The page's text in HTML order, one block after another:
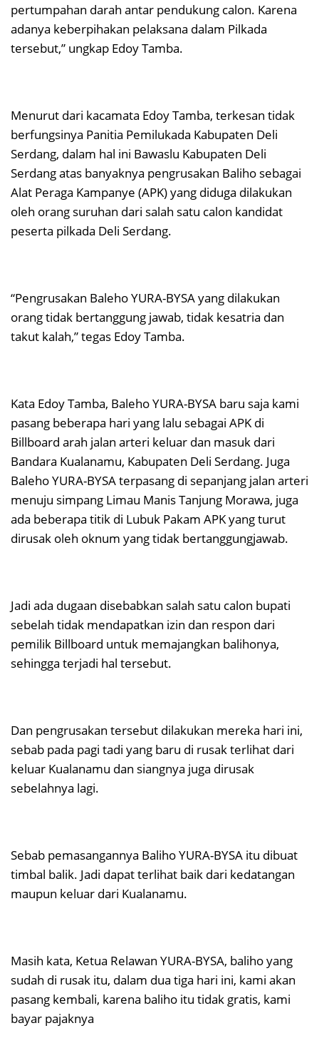
pertumpahan darah antar pendukung calon. Karena
adanya keberpihakan pelaksana dalam Pilkada
tersebut,” ungkap Edoy Tamba.
Menurut dari kacamata Edoy Tamba, terkesan tidak
berfungsinya Panitia Pemilukada Kabupaten Deli
Serdang, dalam hal ini Bawaslu Kabupaten Deli
Serdang atas banyaknya pengrusakan Baliho sebagai
Alat Peraga Kampanye (APK) yang diduga dilakukan
oleh orang suruhan dari salah satu calon kandidat
peserta pilkada Deli Serdang.
“Pengrusakan Baleho YURA-BYSA yang dilakukan
orang tidak bertanggung jawab, tidak kesatria dan
takut kalah,” tegas Edoy Tamba.
Kata Edoy Tamba, Baleho YURA-BYSA baru saja kami
pasang beberapa hari yang lalu sebagai APK di
Billboard arah jalan arteri keluar dan masuk dari
Bandara Kualanamu, Kabupaten Deli Serdang. Juga
Baleho YURA-BYSA terpasang di sepanjang jalan arteri
menuju simpang Limau Manis Tanjung Morawa, juga
ada beberapa titik di Lubuk Pakam APK yang turut
dirusak oleh oknum yang tidak bertanggungjawab.
Jadi ada dugaan disebabkan salah satu calon bupati
sebelah tidak mendapatkan izin dan respon dari
pemilik Billboard untuk memajangkan balihonya,
sehingga terjadi hal tersebut.
Dan pengrusakan tersebut dilakukan mereka hari ini,
sebab pada pagi tadi yang baru di rusak terlihat dari
keluar Kualanamu dan siangnya juga dirusak
sebelahnya lagi.
Sebab pemasangannya Baliho YURA-BYSA itu dibuat
timbal balik. Jadi dapat terlihat baik dari kedatangan
maupun keluar dari Kualanamu.
Masih kata, Ketua Relawan YURA-BYSA, baliho yang
sudah di rusak itu, dalam dua tiga hari ini, kami akan
pasang kembali, karena baliho itu tidak gratis, kami
bayar pajaknya